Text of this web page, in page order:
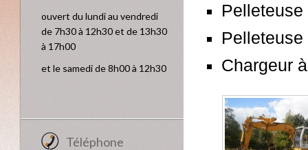
ouvert du lundi au vendredi
de 7h30 à 12h30 et de 13h30
à 17h00
et le samedi de 8h00 à 12h30
Téléphone
Pelleteuse
Chargeur